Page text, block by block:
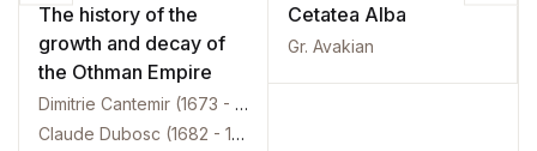
The history of the
growth and decay of
the Othman Empire
Dimitrie Cantemir (1673 - 1723)
Claude Dubosc (1682 - 1745)
Cetatea Alba
Gr. Avakian